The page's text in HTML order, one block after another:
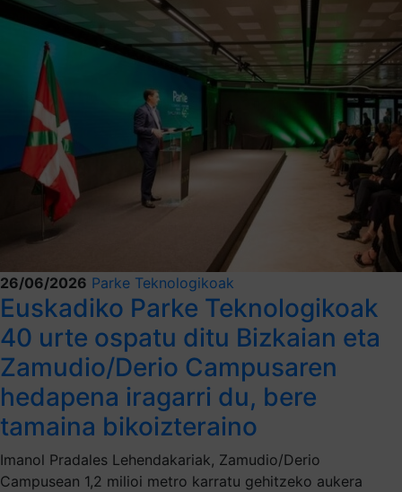
26/06/2026 Parke Teknologikoak
Euskadiko Parke Teknologikoak
40 urte ospatu ditu Bizkaian eta
Zamudio/Derio Campusaren
hedapena iragarri du, bere
tamaina bikoizteraino
Imanol Pradales Lehendakariak, Zamudio/Derio
Campusean 1,2 milioi metro karratu gehitzeko aukera